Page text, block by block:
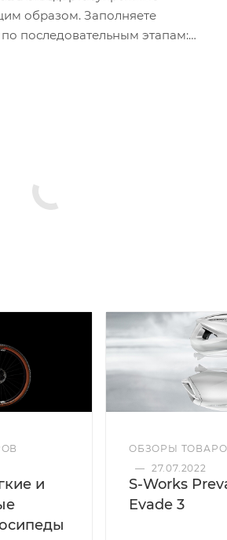
образом. Заполняете
последовательным этапам:
заказ».
и
ОБЗОРЫ
— 27.07.2022
S-Works
Evade 3